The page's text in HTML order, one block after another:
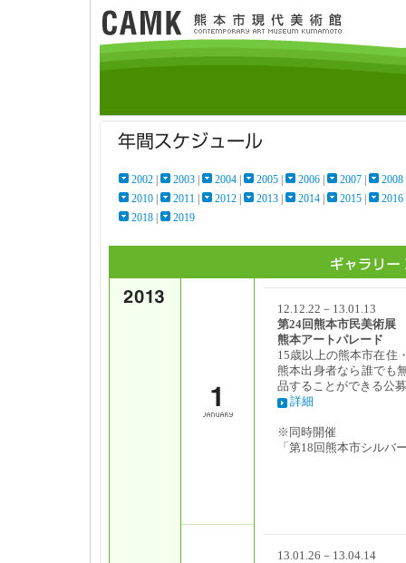
2002 2003 2004 2005 2006 2007 2008
2010
2011 2012 2013 2014 2015 2016
2018
2019
12.12.22－13.01.13
第24回熊本市民美術展
熊本アートパレード
15歳以上の熊本市在住
熊本出身者なら誰でも
品することができる公
詳細
※同時開催
「第18回熊本市シルバ
13.01.26－13.04.14